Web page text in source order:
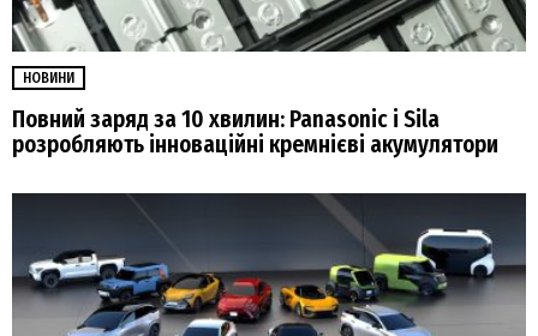
НОВИНИ
Повний заряд за 10 хвилин: Panasonic і Sila
розробляють інноваційні кремнієві акумулятори